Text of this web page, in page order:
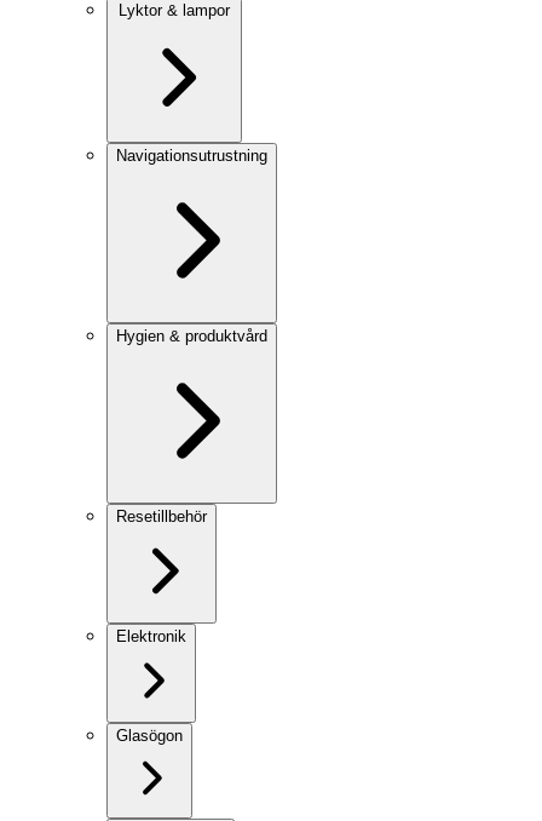
Lyktor & lampor
Navigationsutrustning
Hygien & produktvård
Resetillbehör
Elektronik
Glasögon